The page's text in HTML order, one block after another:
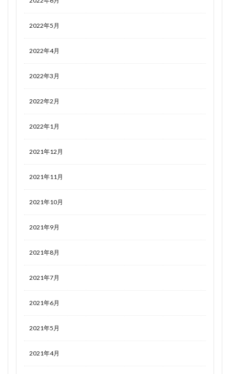
2022年5月
2022年4月
2022年3月
2022年2月
2022年1月
2021年12月
2021年11月
2021年10月
2021年9月
2021年8月
2021年7月
2021年6月
2021年5月
2021年4月